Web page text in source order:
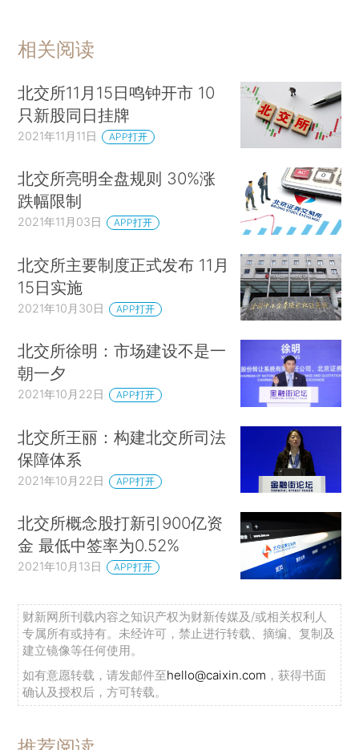
相关阅读
北交所11月15日鸣钟开市 10
只新股同日挂牌
2021年11月11日 APP打开
北交所亮明全盘规则 30%涨
跌幅限制
2021年11月03日 APP打开
北交所主要制度正式发布 11月
15日实施
2021年10月30日 APP打开
北交所徐明：市场建设不是一
朝一夕
2021年10月22日 APP打开
北交所王丽：构建北交所司法
保障体系
2021年10月22日 APP打开
北交所概念股打新引900亿资
金 最低中签率为0.52%
2021年10月13日 APP打开
财新网所刊载内容之知识产权为财新传媒及/或相关权利人
专属所有或持有。未经许可，禁止进行转载、摘编、复制及
建立镜像等任何使用。
如有意愿转载，请发邮件至hello@caixin.com ，获得书面
确认及授权后，方可转载。